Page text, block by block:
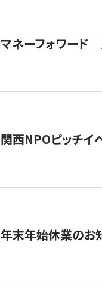
マネーフォワード
関西NPOピッチイ
年末年始休業のお